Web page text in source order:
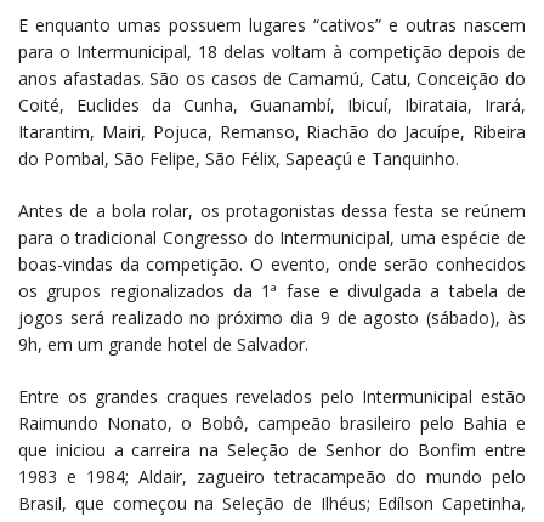
E enquanto umas possuem lugares “cativos” e outras nascem
para o Intermunicipal, 18 delas voltam à competição depois de
anos afastadas. São os casos de Camamú, Catu, Conceição do
Coité, Euclides da Cunha, Guanambí, Ibicuí, Ibirataia, Irará,
Itarantim, Mairi, Pojuca, Remanso, Riachão do Jacuípe, Ribeira
do Pombal, São Felipe, São Félix, Sapeaçú e Tanquinho.
Antes de a bola rolar, os protagonistas dessa festa se reúnem
para o tradicional Congresso do Intermunicipal, uma espécie de
boas-vindas da competição. O evento, onde serão conhecidos
os grupos regionalizados da 1ª fase e divulgada a tabela de
jogos será realizado no próximo dia 9 de agosto (sábado), às
9h, em um grande hotel de Salvador.
Entre os grandes craques revelados pelo Intermunicipal estão
Raimundo Nonato, o Bobô, campeão brasileiro pelo Bahia e
que iniciou a carreira na Seleção de Senhor do Bonfim entre
1983 e 1984; Aldair, zagueiro tetracampeão do mundo pelo
Brasil, que começou na Seleção de Ilhéus; Edílson Capetinha,